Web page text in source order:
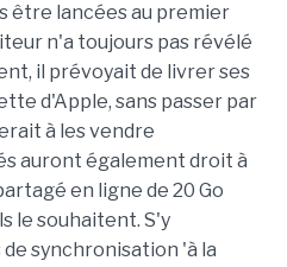
être lancées au premier
n'a toujours pas révélé
il prévoyait de livrer ses
d'Apple, sans passer par
à les vendre
auront également droit à
en ligne de 20 Go
le souhaitent. S'y
synchronisation 'à la